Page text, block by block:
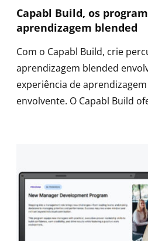
Capabl Build, os
aprendizagem blended
Com o Capabl Build, crie
aprendizagem blended
experiência de
envolvente. O Capabl Build